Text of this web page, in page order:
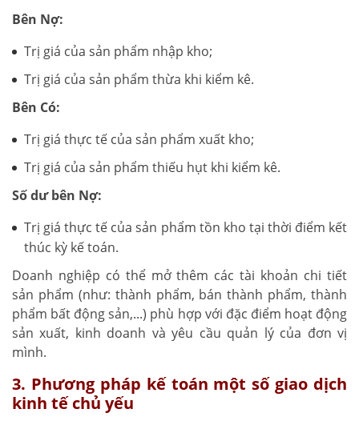
Bên Nợ:
Trị giá của sản phẩm nhập kho;
Trị giá của sản phẩm thừa khi kiểm kê.
Bên Có:
Trị giá thực tế của sản phẩm xuất kho;
Trị giá của sản phẩm thiếu hụt khi kiểm kê.
Số dư bên Nợ:
Trị giá thực tế của sản phẩm tồn kho tại thời điểm kết
thúc kỳ kế toán.
Doanh nghiệp có thể mở thêm các tài khoản chi tiết
sản phẩm (như: thành phẩm, bán thành phẩm, thành
phẩm bất động sản,...) phù hợp với đặc điểm hoạt động
sản xuất, kinh doanh và yêu cầu quản lý của đơn vị
mình.
3. Phương pháp kế toán một số giao dịch
kinh tế chủ yếu